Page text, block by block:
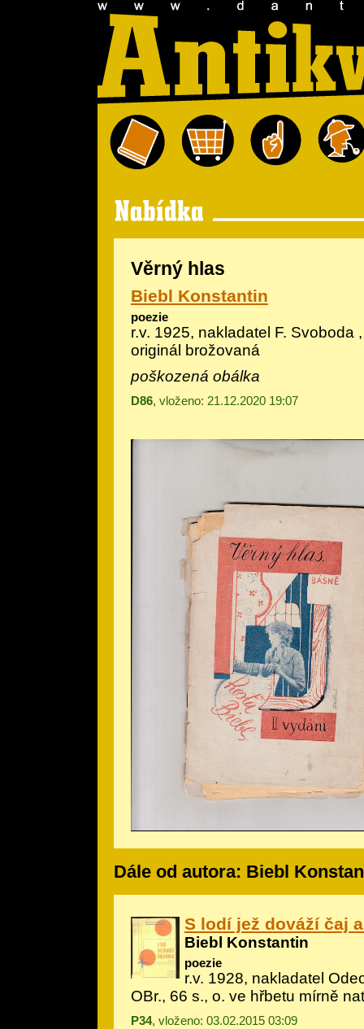
Věrný hlas
Biebl Konstantin
poezie
r.v. 1925, nakladatel F. Svoboda
originál brožovaná
poškozená obálka
D86, vloženo: 21.12.2020 19:07
Dále od autora: Biebl
S lodí jež dováží čaj
Biebl Konstantin
poezie
r.v. 1928, nakladatel
OBr., 66 s., o. ve hřbetu mírně
P34, vloženo: 03.02.2015 03:09